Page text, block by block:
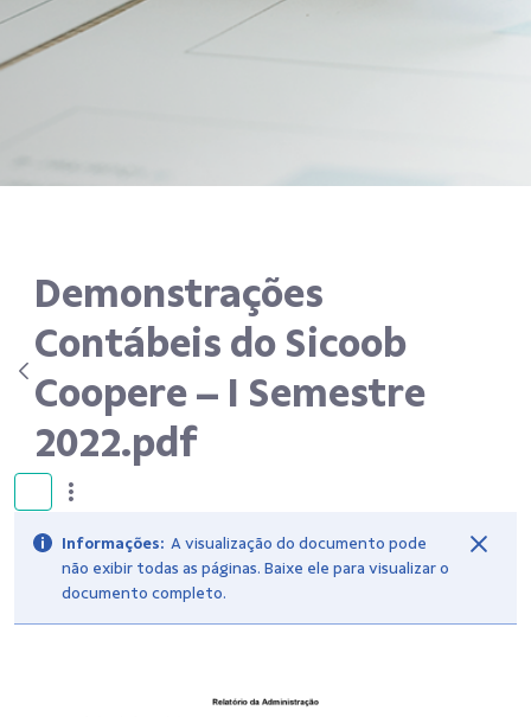
Demonstrações
Contábeis do Sicoob
Coopere – I Semestre
2022.pdf
Informações: A visualização do documento pode
não exibir todas as páginas. Baixe ele para visualizar o
documento completo.